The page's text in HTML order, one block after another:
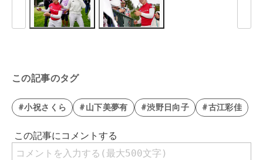
この記事のタグ
#小祝さくら #山下美夢有 #渋野日向子 #古江彩佳